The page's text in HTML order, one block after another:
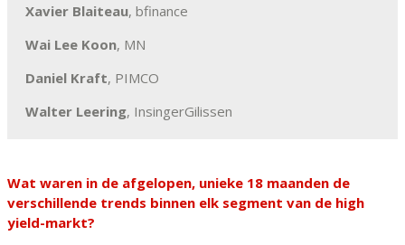
Xavier Blaiteau, bfinance
Wai Lee Koon, MN
Daniel Kraft, PIMCO
Walter Leering, InsingerGilissen
Wat waren in de afgelopen, unieke 18 maanden de
verschillende trends binnen elk segment van de high
yield-markt?